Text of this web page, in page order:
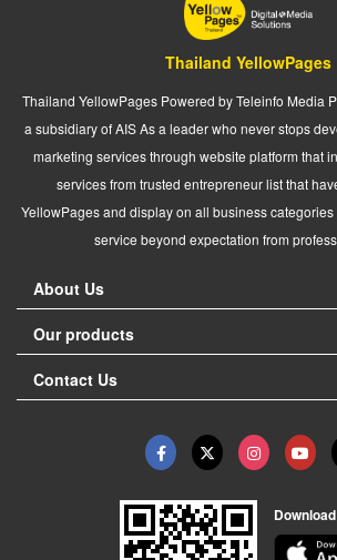
Thailand YellowPages
Thailand YellowPages Powered by Teleinfo Media
a subsidiary of AIS As a leader who never stops
marketing services through website platform that
services from trusted entrepreneur list that
YellowPages and display on all business
service beyond expectation from
About Us
Our products
Contact Us